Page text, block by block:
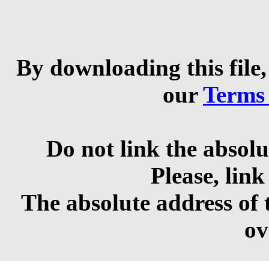
By downloading this
our
Do not link the
Please,
The absolute address